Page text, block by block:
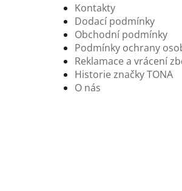
Kontakty
Dodací podmínky
Obchodní podmínky
Podmínky ochrany
Reklamace a vrácení
Historie značky TONA
O nás